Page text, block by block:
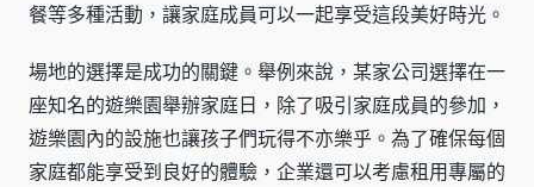
餐等多種活動，讓家庭成員可以一起享受這段美好時光。
場地的選擇是成功的關鍵。舉例來說，某家公司選擇在一
座知名的遊樂園舉辦家庭日，除了吸引家庭成員的參加，
遊樂園內的設施也讓孩子們玩得不亦樂乎。為了確保每個
家庭都能享受到良好的體驗，企業還可以考慮租用專屬的